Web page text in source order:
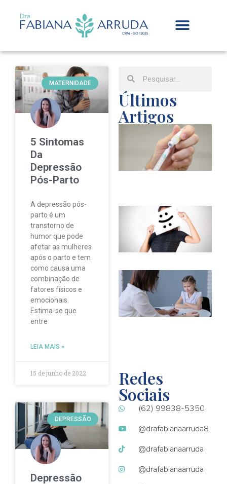
MATERNIDADE
5 Sintomas
Da
Depressão
Pós-Parto
A depressão pós-
parto é um
transtorno de
humor que pode
afetar as mulheres
após o parto e tem
como causa uma
combinação de
fatores físicos e
emocionais.
Estima-se que
entre
LEIA MAIS »
15 de junho de 2022
DEPRESSÃO
Depressão
Últimos
Artigos
Redes
Sociais
(62) 99838-5350
@drafabianaarruda8
@drafabianaarruda
@drafabianaarruda